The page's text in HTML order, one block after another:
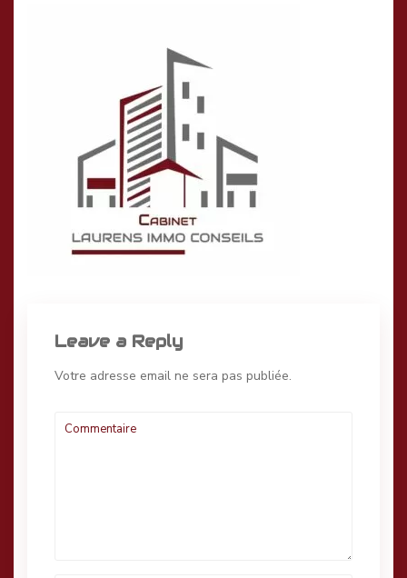
Leave a Reply
Votre adresse email ne sera pas publiée.